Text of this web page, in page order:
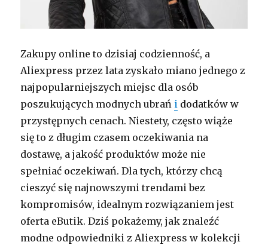
Zakupy online to dzisiaj codzienność, a
Aliexpress przez lata zyskało miano jednego z
najpopularniejszych miejsc dla osób
poszukujących modnych ubrań i dodatków w
przystępnych cenach. Niestety, często wiąże
się to z długim czasem oczekiwania na
dostawę, a jakość produktów może nie
spełniać oczekiwań. Dla tych, którzy chcą
cieszyć się najnowszymi trendami bez
kompromisów, idealnym rozwiązaniem jest
oferta eButik. Dziś pokażemy, jak znaleźć
modne odpowiedniki z Aliexpress w kolekcji